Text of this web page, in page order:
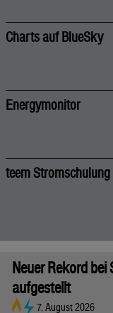
Charts auf BlueSky
Energymonitor
teem Stromschulung
Neuer Rekord
aufgestellt
7. August 2026